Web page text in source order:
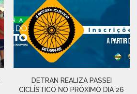
DETRAN REALIZA PASSEI
CICLÍSTICO NO PRÓXIMO DIA 26